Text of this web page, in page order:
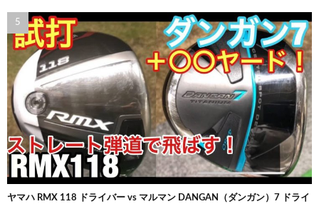
ヤマハ RMX 118 ドライバー vs マルマン DANGAN（ダンガン）7 ドライ